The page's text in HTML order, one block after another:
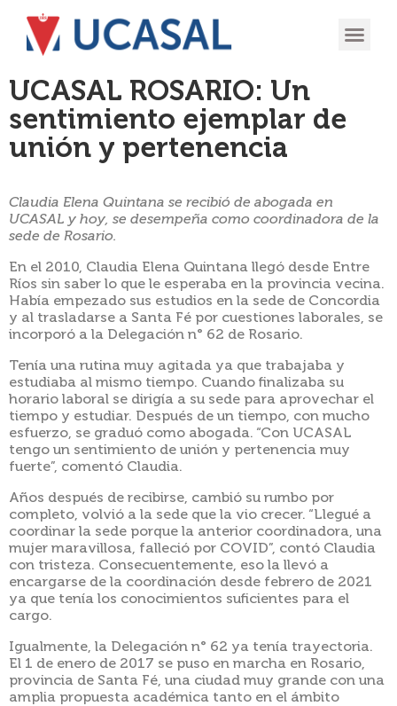
UCASAL ROSARIO: Un
sentimiento ejemplar de
unión y pertenencia
Claudia Elena Quintana se recibió de abogada en
UCASAL y hoy, se desempeña como coordinadora de la
sede de Rosario.
En el 2010, Claudia Elena Quintana llegó desde Entre
Ríos sin saber lo que le esperaba en la provincia vecina.
Había empezado sus estudios en la sede de Concordia
y al trasladarse a Santa Fé por cuestiones laborales, se
incorporó a la Delegación n° 62 de Rosario.
Tenía una rutina muy agitada ya que trabajaba y
estudiaba al mismo tiempo. Cuando finalizaba su
horario laboral se dirigía a su sede para aprovechar el
tiempo y estudiar. Después de un tiempo, con mucho
esfuerzo, se graduó como abogada. “Con UCASAL
tengo un sentimiento de unión y pertenencia muy
fuerte”, comentó Claudia.
Años después de recibirse, cambió su rumbo por
completo, volvió a la sede que la vio crecer. “Llegué a
coordinar la sede porque la anterior coordinadora, una
mujer maravillosa, falleció por COVID”, contó Claudia
con tristeza. Consecuentemente, eso la llevó a
encargarse de la coordinación desde febrero de 2021
ya que tenía los conocimientos suficientes para el
cargo.
Igualmente, la Delegación n° 62 ya tenía trayectoria.
El 1 de enero de 2017 se puso en marcha en Rosario,
provincia de Santa Fé, una ciudad muy grande con una
amplia propuesta académica tanto en el ámbito